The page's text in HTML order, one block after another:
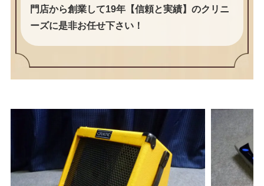
門店から創業して19年【信頼と実績】のクリニ
ーズに是非お任せ下さい！